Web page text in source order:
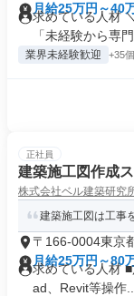
月給25万円～40
求めている人材
「未経験から専
業界未経験歓迎 +35個
正社員
建築施工図作成
株式会社ベル建築研究
建築施工図は工事
〒166-0004東京
月給25万円～80
求めている人材
ad、Revit等操作...